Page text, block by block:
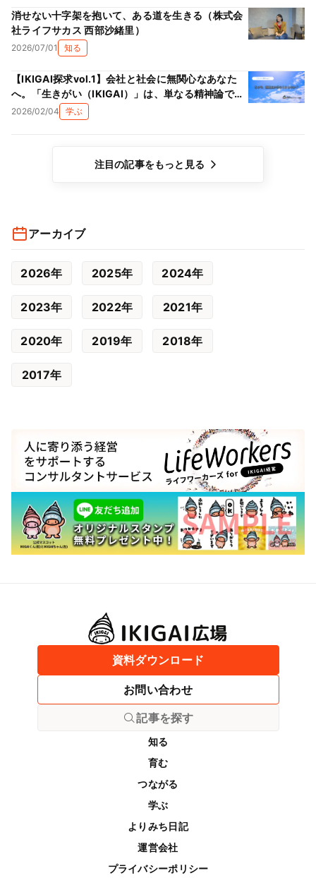
消せない十字架を抱いて、ある道を生きる（株式会
社ライフサカス 西部沙緒里）
2026/07/01 知る
【IKIGAI探求vol.1】会社と社会に無関心なあなた
へ。「生きがい（IKIGAI）」は、単なる精神論では
ない理由
2026/02/04 学ぶ
注目の記事をもっと見る
アーカイブ
2026年 2025年 2024年
2023年 2022年 2021年
2020年 2019年 2018年
2017年
資料ダウンロード
お問い合わせ
記事を探す
知る
育む
つながる
学ぶ
よりみち日記
運営会社
プライバシーポリシー